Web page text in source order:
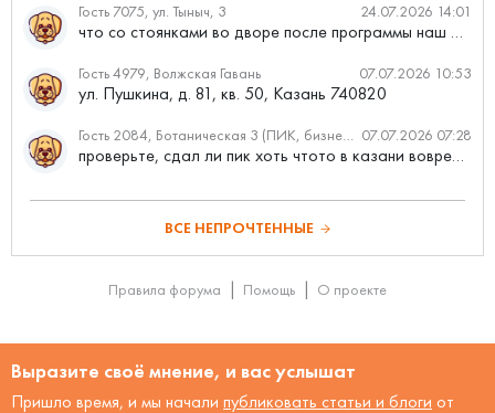
Гость 7075, ул. Тыныч, 3 24.07.2026 14:01
что со стоянками во дворе после программы наш двор
Гость 4979, Волжская Гавань 07.07.2026 10:53
ул. Пушкина, д. 81, кв. 50, Казань 740820
Гость 2084, Ботаническая 3 (ПИК, бизнес-класс) 07.07.2026 07:28
проверьте, сдал ли пик хоть чтото в казани вовремя?
ВСЕ НЕПРОЧТЕННЫЕ
Правила форума Помощь О проекте
Выразите своё мнение, и вас услышат
Пришло время, и мы начали публиковать статьи и блоги от